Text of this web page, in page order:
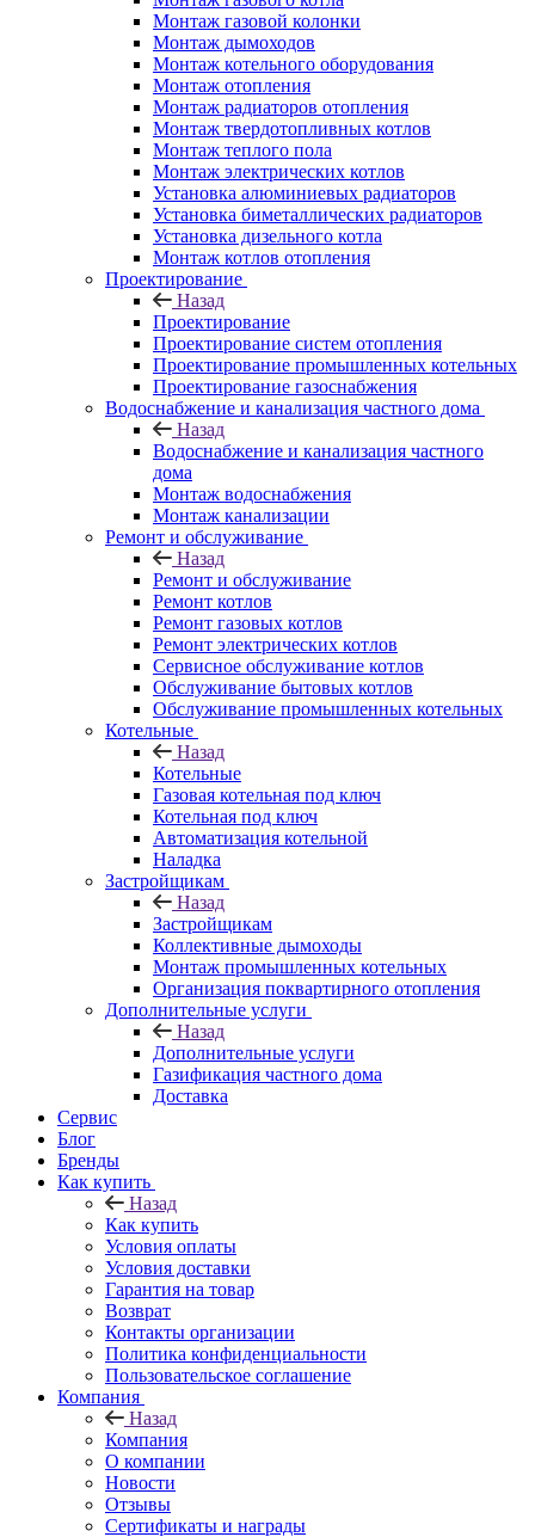
Монтаж газовой колонки
Монтаж дымоходов
Монтаж котельного оборудования
Монтаж отопления
Монтаж радиаторов отопления
Монтаж твердотопливных котлов
Монтаж теплого пола
Монтаж электрических котлов
Установка алюминиевых радиаторов
Установка биметаллических радиаторов
Установка дизельного котла
Монтаж котлов отопления
Проектирование
Назад
Проектирование
Проектирование систем отопления
Проектирование промышленных котельных
Проектирование газоснабжения
Водоснабжение и канализация частного дома
Назад
Водоснабжение и канализация частного
дома
Монтаж водоснабжения
Монтаж канализации
Ремонт и обслуживание
Назад
Ремонт и обслуживание
Ремонт котлов
Ремонт газовых котлов
Ремонт электрических котлов
Сервисное обслуживание котлов
Обслуживание бытовых котлов
Обслуживание промышленных котельных
Котельные
Назад
Котельные
Газовая котельная под ключ
Котельная под ключ
Автоматизация котельной
Наладка
Застройщикам
Назад
Застройщикам
Коллективные дымоходы
Монтаж промышленных котельных
Организация поквартирного отопления
Дополнительные услуги
Назад
Дополнительные услуги
Газификация частного дома
Доставка
Сервис
Блог
Бренды
Как купить
Назад
Как купить
Условия оплаты
Условия доставки
Гарантия на товар
Возврат
Контакты организации
Политика конфиденциальности
Пользовательское соглашение
Компания
Назад
Компания
О компании
Новости
Отзывы
Сертификаты и награды